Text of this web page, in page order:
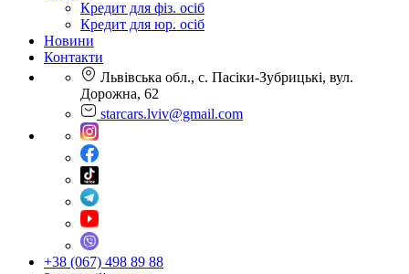
Кредит для фіз. осіб
Кредит для юр. осіб
Новини
Контакти
Львівська обл., с. Пасіки-Зубрицькі, вул.
Дорожна, 62
starcars.lviv@gmail.com
+38 (067) 498 89 88